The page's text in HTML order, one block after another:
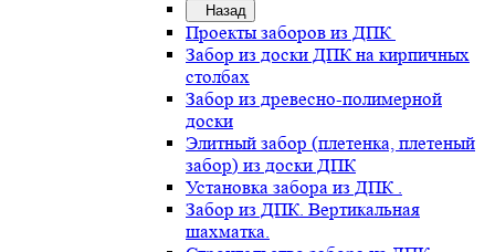
Назад
Проекты заборов из ДПК
Забор из доски ДПК на кирпичных
столбах
Забор из древесно-полимерной
доски
Элитный забор (плетенка, плетеный
забор) из доски ДПК
Установка забора из ДПК .
Забор из ДПК. Вертикальная
шахматка.